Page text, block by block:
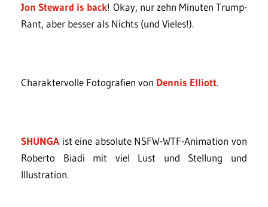
Jon Steward is back! Okay, nur zehn Minuten Trump-
Rant, aber besser als Nichts (und Vieles!).
Charaktervolle Fotografien von Dennis Elliott.
SHUNGA ist eine absolute NSFW-WTF-Animation von
Roberto Biadi mit viel Lust und Stellung und
Illustration.